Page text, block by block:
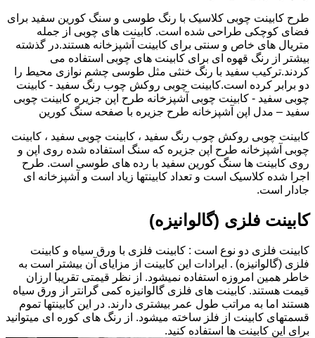
طرح کابینت چوبی کلاسیک با رنگ طوسی و سنگ کورین سفید برای
فضای کوچکی طراحی شده است. کابینت های چوبی از جمله
متریال های خاص و سنتی برای کابینت آشپزخانه هستند.در گذشته
بیشتر از رنگ قهوه ای برای کابینت های چوبی استفاده می
کردند.ترکیب سفید با رنگ خنثی مثل طوسی چشم نوازی محیط را
دو برابر کرده است.کابینت چوبی روکش چوب رنگ سفید - کابینت
چوبی سفید - کابینت چوبی آشپزخانه طرح اپن جزیره کابینت چوبی
سفید – مدل اپن آشپزخانه طرح جزیره با صفحه سنگ کورین
کابینت چوبی روکش چوب رنگ سفید ، کابینت چوبی سفید ، کابینت
چوبی آشپزخانه طرح اپن جزیره که سنگ استفاده شده روی اپن و
روی کابینت ها سنگ کورین سفید با رده های طوسی است. طرح
اجرا شده کلاسیک است و تعداد کابینتها زیاد است و آشپزخانه ای
جادار است.
کابینت فلزی (گالوانیزه)
کابینت فلزی دو نوع است : کابینت فلزی با ورق سیاه و کابینت
فلزی (گالوانیزه) . ایرادات این کابینت از مزایای آن بیشتر است به
خاطر همین امروزه استفاده نمیشود. از نظر قیمتی تقریبا ارزان
قیمت هستند. کابینت های فلزی گالوانیزه کمی گرانتر از ورق سیاه
هستند اما به مراتب طول عمر بیشتری دارند. در این کابینتها تموم
قسمتهای کابینت از فلز ساخته میشود. از رنگ های کوره ای میتوانید
برای این کابینت ها استفاده کنید.